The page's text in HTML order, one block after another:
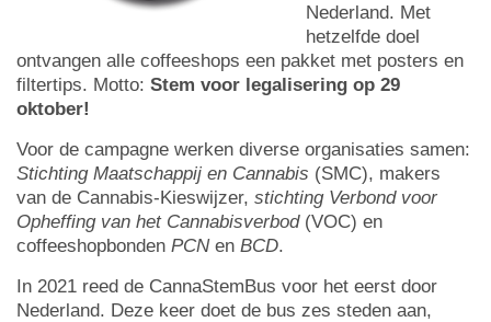
Nederland. Met
hetzelfde doel
ontvangen alle coffeeshops een pakket met posters en
filtertips. Motto: Stem voor legalisering op 29
oktober!
Voor de campagne werken diverse organisaties samen:
Stichting Maatschappij en Cannabis (SMC), makers
van de Cannabis-Kieswijzer, stichting Verbond voor
Opheffing van het Cannabisverbod(VOC) en
coffeeshopbonden PCNen BCD.
In 2021 reed de CannaStemBus voor het eerst door
Nederland. Deze keer doet de bus zes steden aan,